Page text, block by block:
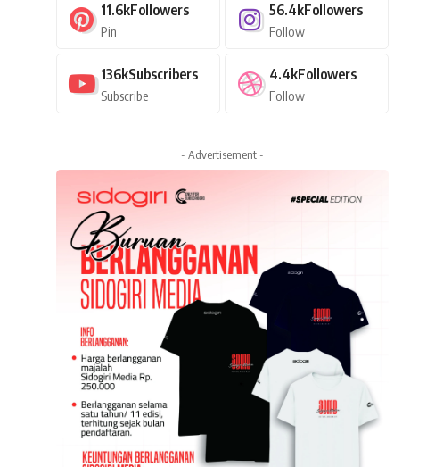
11.6kFollowers
Pin
56.4kFollowers
Follow
136kSubscribers
Subscribe
4.4kFollowers
Follow
- Advertisement -